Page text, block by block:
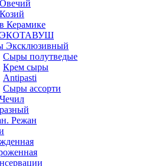
Керамике
Эксклюзивный
Сыры полутведые
Крем сыры
Antipasti
Сыры ассорти
Режан